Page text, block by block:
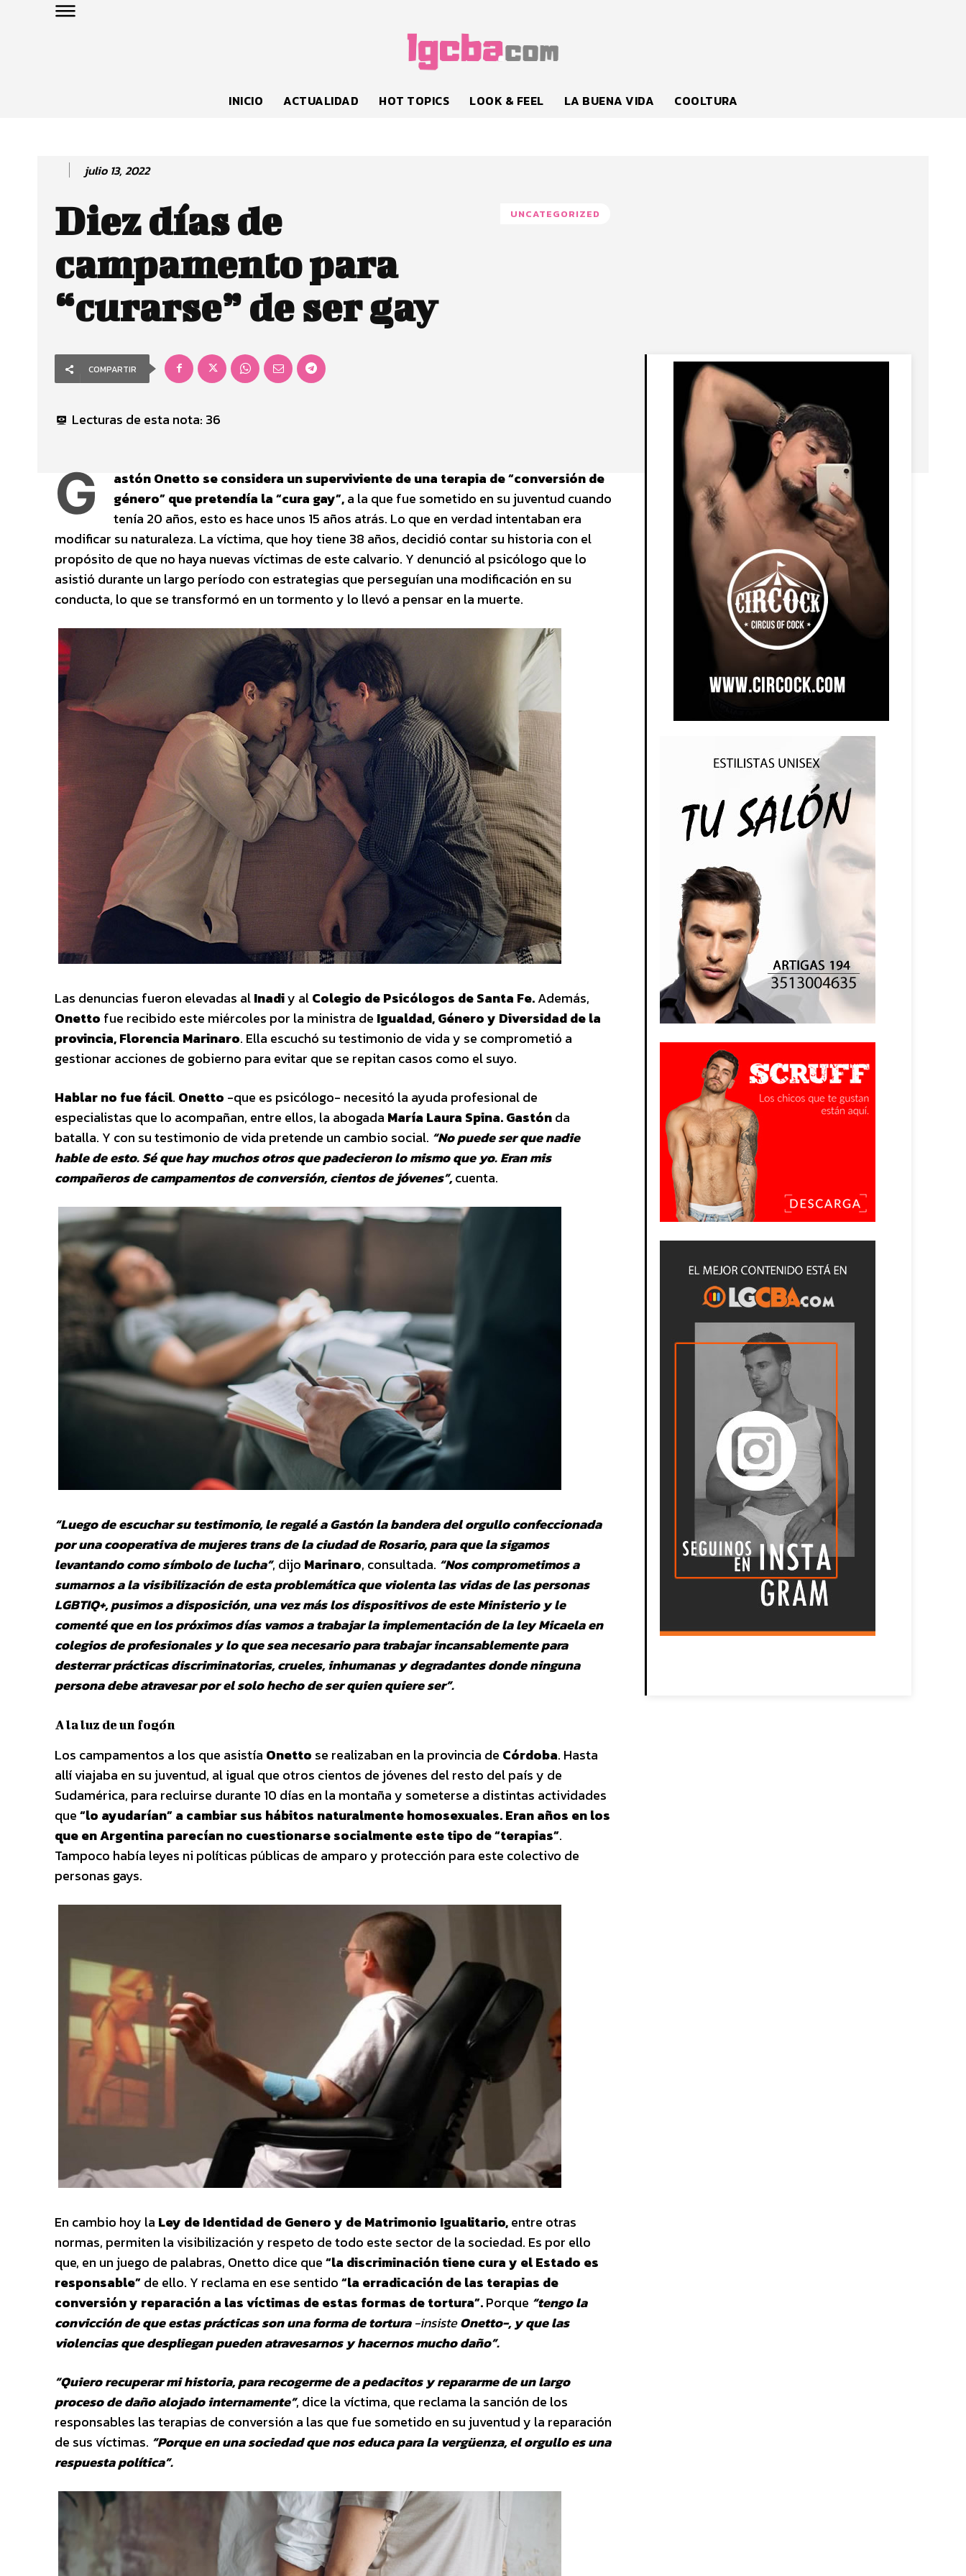
INICIO ACTUALIDAD HOT TOPICS LOOK & FEEL LA BUENA VIDA COOLTURA
julio 13, 2022
Diez días de
campamento para
“curarse” de ser gay
UNCATEGORIZED
COMPARTIR
Lecturas de esta nota: 36
G astón Onetto se considera un superviviente de una terapia de “conversión de
género” que pretendía la “cura gay”,a la que fue sometido en su juventud cuando
tenía 20 años, esto es hace unos 15 años atrás. Lo que en verdad intentaban era
modificar su naturaleza. La víctima, que hoy tiene 38 años, decidió contar su historia con el
propósito de que no haya nuevas víctimas de este calvario. Y denunció al psicólogo que lo
asistió durante un largo período con estrategias que perseguían una modificación en su
conducta, lo que se transformó en un tormento y lo llevó a pensar en la muerte.
Las denuncias fueron elevadas alInadiy alColegio de Psicólogos de Santa Fe.Además,
Onetto fue recibido este miércoles por la ministra de Igualdad, Género y Diversidad de la
provincia, Florencia Marinaro. Ella escuchó su testimonio de vida y se comprometió a
gestionar acciones de gobierno para evitar que se repitan casos como el suyo.
Hablar no fue fácil. Onetto -que es psicólogo- necesitó la ayuda profesional de
especialistas que lo acompañan, entre ellos, la abogada María Laura Spina.Gastónda
batalla. Y con su testimonio de vida pretende un cambio social. “No puede ser que nadie
hable de esto. Sé que hay muchos otros que padecieron lo mismo que yo. Eran mis
compañeros de campamentos de conversión, cientos de jóvenes”,cuenta.
“Luego de escuchar su testimonio, le regalé a Gastón la bandera del orgullo confeccionada
por una cooperativa de mujeres trans de la ciudad de Rosario, para que la sigamos
levantando como símbolo de lucha”, dijo Marinaro, consultada. “Nos comprometimos a
sumarnos a la visibilización de esta problemática que violenta las vidas de las personas
LGBTIQ+, pusimos a disposición, una vez más los dispositivos de este Ministerio y le
comenté que en los próximos días vamos a trabajar la implementación de la ley Micaela en
colegios de profesionales y lo que sea necesario para trabajar incansablemente para
desterrar prácticas discriminatorias, crueles, inhumanas y degradantes donde ninguna
persona debe atravesar por el solo hecho de ser quien quiere ser”.
A la luz de un fogón
Los campamentos a los que asistía Onetto se realizaban en la provincia de Córdoba. Hasta
allí viajaba en su juventud, al igual que otros cientos de jóvenes del resto del país y de
Sudamérica, para recluirse durante 10 días en la montaña y someterse a distintas actividades
que“lo ayudarían”a cambiar sus hábitos naturalmente homosexuales. Eran años en los
que en Argentina parecían no cuestionarse socialmente este tipo de “terapias”.
Tampoco había leyes ni políticas públicas de amparo y protección para este colectivo de
personas gays.
En cambio hoy la Ley de Identidad de Genero y de Matrimonio Igualitario,entre otras
normas, permiten la visibilización y respeto de todo este sector de la sociedad. Es por ello
que, en un juego de palabras, Onetto dice que“la discriminación tiene cura y el Estado es
responsable”de ello. Y reclama en ese sentido“la erradicación de las terapias de
conversión y reparación a las víctimas de estas formas de tortura”.Porque “tengo la
convicción de que estas prácticas son una forma de tortura-insisteOnetto-, y que las
violencias que despliegan pueden atravesarnos y hacernos mucho daño”.
“Quiero recuperar mi historia, para recogerme de a pedacitos y repararme de un largo
proceso de daño alojado internamente”, dice la víctima, que reclama la sanción de los
responsables las terapias de conversión a las que fue sometido en su juventud y la reparación
de sus víctimas. “Porque en una sociedad que nos educa para la vergüenza, el orgullo es una
respuesta política”.